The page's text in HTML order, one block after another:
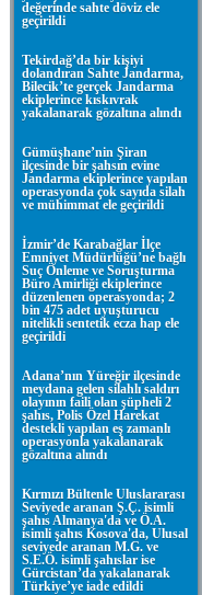
değerinde sahte döviz ele
geçirildi
Tekirdağ’da bir kişiyi
dolandıran Sahte Jandarma,
Bilecik’te gerçek Jandarma
ekiplerince kıskıvrak
yakalanarak gözaltına alındı
Gümüşhane’nin Şiran
ilçesinde bir şahsın evine
Jandarma ekiplerince yapılan
operasyonda çok sayıda silah
ve mühimmat ele geçirildi
İzmir’de Karabağlar İlçe
Emniyet Müdürlüğü’ne bağlı
Suç Önleme ve Soruşturma
Büro Amirliği ekiplerince
düzenlenen operasyonda; 2
bin 475 adet uyuşturucu
nitelikli sentetik ecza hap ele
geçirildi
Adana’nın Yüreğir ilçesinde
meydana gelen silahlı saldırı
olayının faili olan şüpheli 2
şahıs, Polis Özel Harekat
destekli yapılan eş zamanlı
operasyonla yakalanarak
gözaltına alındı
Kırmızı Bültenle Uluslararası
Seviyede aranan Ş.Ç. isimli
şahıs Almanya'da ve Ö.A.
isimli şahıs Kosova'da, Ulusal
seviyede aranan M.G. ve
S.E.Ö. isimli şahıslar ise
Gürcistan’da yakalanarak
Türkiye’ye iade edildi